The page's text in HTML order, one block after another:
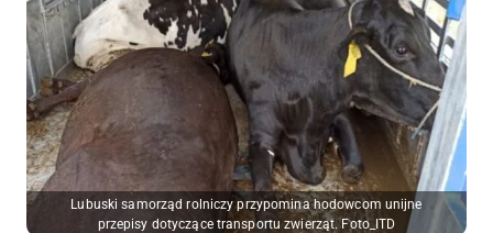
Lubuski samorząd rolniczy przypomina hodowcom unijne
przepisy dotyczące transportu zwierząt. Foto_ITD